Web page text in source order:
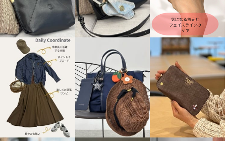
アクアスキュータム 防水・はっ
水・防風 全天候型 ポケッタブル
モッズコート
ブラウン Ｓ
¥0
Ｋｕｎｎｙ． イタリアンカラー
シャツ
オフホワイト
¥0